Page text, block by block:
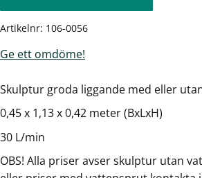
Artikelnr 106-0056
Ge ett omdöme!
Skulptur groda liggande med eller
0,45 x 1,13 x 0,42 meter (BxLxH)
30 L/min
OBS! Alla priser avser skulptur utan